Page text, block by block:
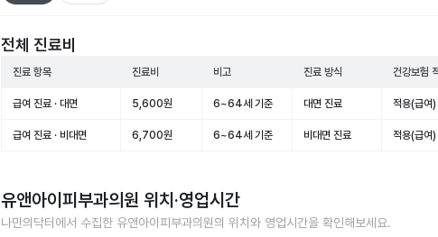
전체 진료비
진료 항목 진료비 비고 진료 방식 건강보험
급여 진료 · 대면 5,600원 6~64세 기준 대면 진료 적용(급여)
급여 진료 · 비대면 6,700원 6~64세 기준 비대면 진료 적용(급여)
유앤아이피부과의원 위치·영업시간
나만의닥터에서 수집한 유앤아이피부과의원의 위치와 영업시간을 확인해보세요.